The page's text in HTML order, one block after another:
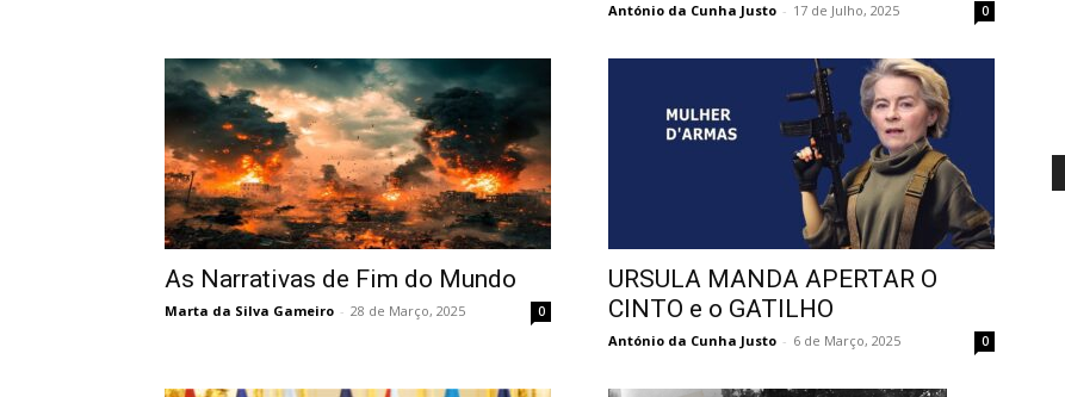
António da Cunha Justo - 17 de Julho, 2025 0
As Narrativas de Fim do Mundo
Marta da Silva Gameiro - 28 de Março, 2025 0
URSULA MANDA APERTAR O
CINTO e o GATILHO
António da Cunha Justo - 6 de Março, 2025 0